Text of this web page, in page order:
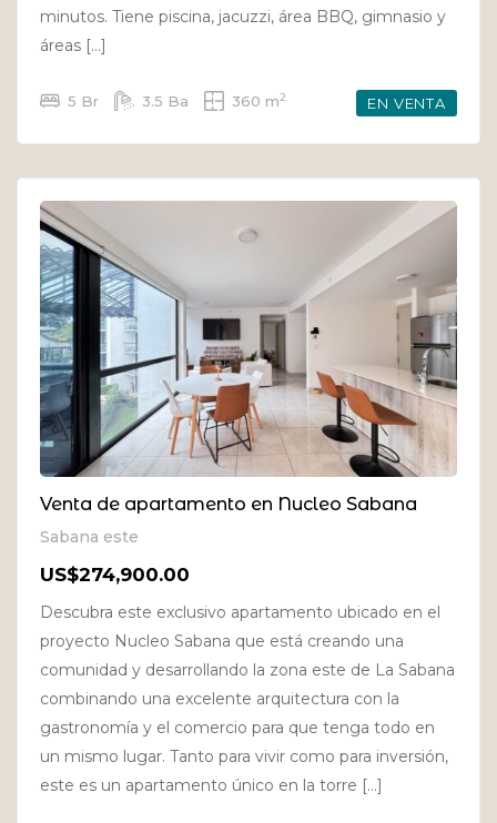
minutos. Tiene piscina, jacuzzi, área BBQ, gimnasio y
áreas […]
5 Br 3.5 Ba 360 m2 EN VENTA
Venta de apartamento en Nucleo Sabana
Sabana este
US$274,900.00
Descubra este exclusivo apartamento ubicado en el
proyecto Nucleo Sabana que está creando una
comunidad y desarrollando la zona este de La Sabana
combinando una excelente arquitectura con la
gastronomía y el comercio para que tenga todo en
un mismo lugar. Tanto para vivir como para inversión,
este es un apartamento único en la torre […]